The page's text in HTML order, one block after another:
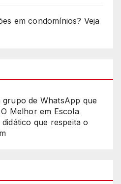
em condomínios? Veja
de WhatsApp que
Melhorem Escola
que respeita o